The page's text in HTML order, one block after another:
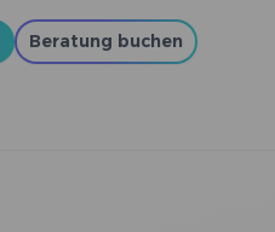
Beratung buchen